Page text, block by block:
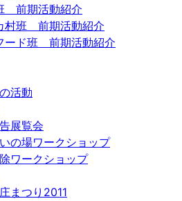
前期活動紹介
村班 前期活動紹介
ード班 前期活動紹介
活動
展覧会
の場ワークショップ
ワークショップ
まつり2011